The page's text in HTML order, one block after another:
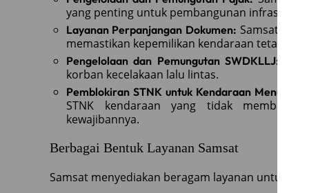
yang penting untuk pembangunan
Layanan Perpanjangan Dokumen: Samsat
memastikan kepemilikan kendaraan tetap
Pengelolaan dan Pemungutan SWDKLLJ:
korban kecelakaan lalu lintas.
Pemblokiran STNK untuk Kendaraan
STNK kendaraan yang tidak membayar
kewajibannya.
Berbagai Bentuk Layanan Samsat
Samsat menyediakan beragam layanan untuk